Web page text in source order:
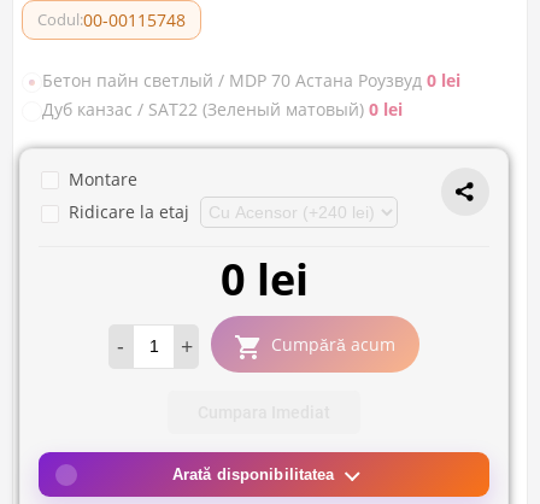
Codul:00-00115748
Бетон пайн светлый / MDP 70 Астана Роузвуд 0 lei
Дуб канзас / SAT22 (Зеленый матовый) 0 lei
Montare
Ridicare la etaj
0 lei
- + Cumpără acum
Arată disponibilitatea